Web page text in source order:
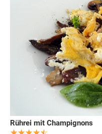
Rührei mit Champignons